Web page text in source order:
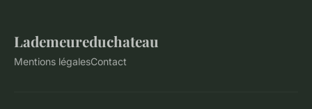
Lademeureduchateau
Mentions légalesContact